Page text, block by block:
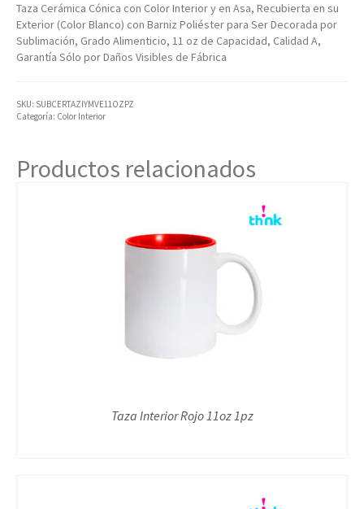
Taza Cerámica Cónica con Color Interior y en Asa, Recubierta en su
Exterior (Color Blanco) con Barniz Poliéster para Ser Decorada por
Sublimación, Grado Alimenticio, 11 oz de Capacidad, Calidad A,
Garantía Sólo por Daños Visibles de Fábrica
SKU: SUBCERTAZIYMVE11OZPZ
Categoría: Color Interior
Productos relacionados
Taza Interior Rojo 11oz 1pz